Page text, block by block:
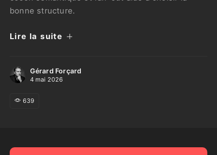
bonne structure.
Lire la suite
Gérard Forçard
4 mai 2026
639